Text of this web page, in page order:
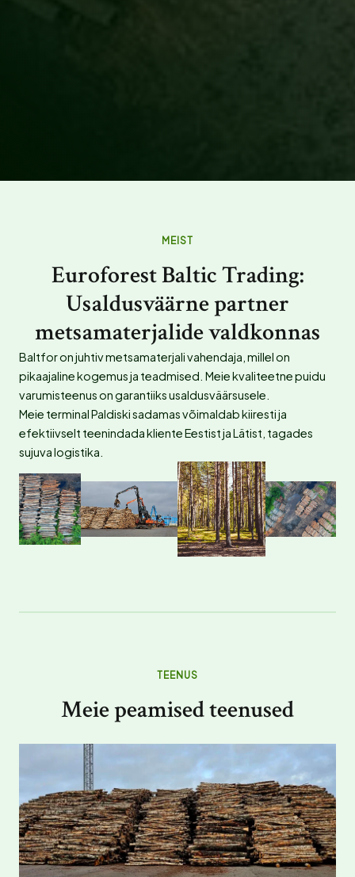
MEIST
Euroforest Baltic Trading:
Usaldusväärne partner
metsamaterjalide valdkonnas
Baltfor on juhtiv metsamaterjali vahendaja, millel on
pikaajaline kogemus ja teadmised. Meie kvaliteetne puidu
varumisteenus on garantiiks usaldusväärsusele.
Meie terminal Paldiski sadamas võimaldab kiiresti ja
efektiivselt teenindada kliente Eestist ja Lätist, tagades
sujuva logistika.
TEENUS
Meie peamised teenused